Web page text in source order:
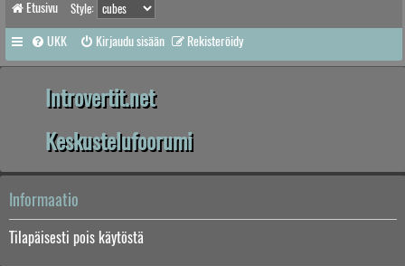
Etusivu Style:
UKK Kirjaudu sisään Rekisteröidy
Introvertit.net
Keskustelufoorumi
Informaatio
Tilapäisesti pois käytöstä